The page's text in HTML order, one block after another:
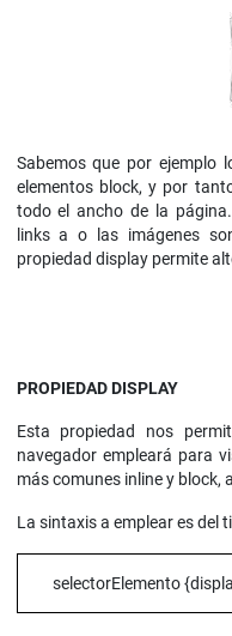
Sabemos que por ejemplo
elementos block, y por
todo el ancho de la
links a o las imágenes
propiedad display permite
PROPIEDAD DISPLAY
Esta propiedad nos
navegador empleará para
más comunes inline y
La sintaxis a emplear es del
selectorElemento